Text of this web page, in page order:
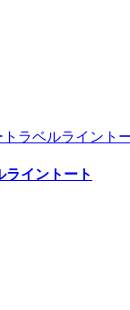
イントート